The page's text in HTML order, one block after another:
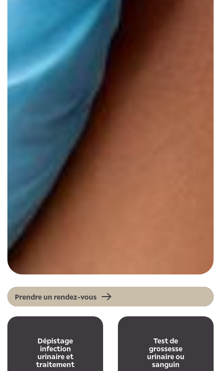
Prendre un rendez-vous
Dépistage
infection
urinaire et
traitement
Test de
grossesse
urinaire ou
sanguin